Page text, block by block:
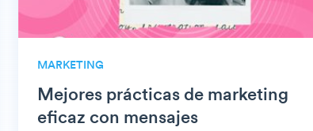
MARKETING
Mejores prácticas de marketing
eficaz con mensajes